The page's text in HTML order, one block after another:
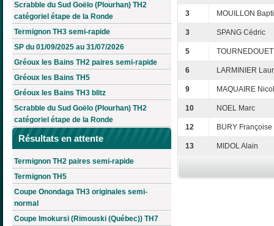
Scrabble du Sud Goëlo (Plourhan) TH2
catégoriel étape de la Ronde
Termignon TH3 semi-rapide
SP du 01/09/2025 au 31/07/2026
Gréoux les Bains TH2 paires semi-rapide
Gréoux les Bains TH5
Gréoux les Bains TH3 blitz
Scrabble du Sud Goëlo (Plourhan) TH2
catégoriel étape de la Ronde
Résultats en attente
Termignon TH2 paires semi-rapide
Termignon TH5
Coupe Onondaga TH3 originales semi-
normal
Coupe Imokursi (Rimouski (Québec)) TH7
3 MOUILLON
3 SPANG Cédric
5
6 LARMINIER
9 MAQUAIRE
10 NOEL Marc
12 BURY Françoise
13 MIDOL Alain